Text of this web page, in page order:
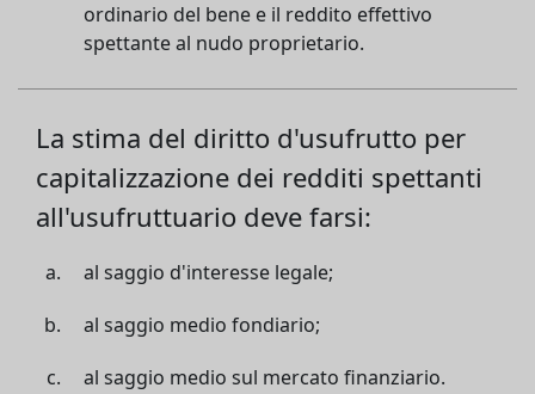
ordinario del bene e il reddito effettivo
spettante al nudo proprietario.
La stima del diritto d'usufrutto per
capitalizzazione dei redditi spettanti
all'usufruttuario deve farsi:
al saggio d'interesse legale;
al saggio medio fondiario;
al saggio medio sul mercato finanziario.